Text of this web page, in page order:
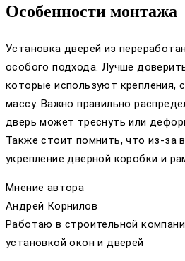
Особенности монтажа
Установка дверей из
особого подхода. Лучше
которые используют крепления,
массу. Важно правильно
дверь может треснуть или
Также стоит помнить, что из-за
укрепление дверной коробки и
Мнение автора
Андрей Корнилов
Работаю в строительной
установкой окон и дверей